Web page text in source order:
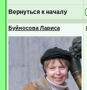
Вернуться к началу
Буйносова Лариса